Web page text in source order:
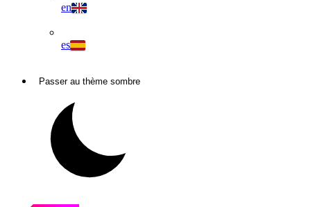
en
es
Passer au thème sombre